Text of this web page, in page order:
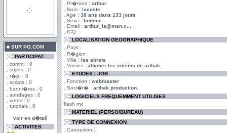
SUR PG.COM
PARTICIPAT.
comm. : 0
sujets : 0
r�p. : 0
scripts : 0
banni�res : 0
sondages : 0
votes : 0
tutorials : 0
voir en d�tail
ACTIVITES
Pr�nom : arthur
Nom : lacoste
Age : 38 ans dans 133 jours
Sexe : homme
Email : arthur_la@msn.c...
ICQ :
LOCALISATION GEOGRAPHIQUE
Pays :
R�gion :
Ville : les abrets
Voisins : afficher les voisins de arthak
ETUDES | JOB
Fonction : webmaster
Soci�t� : arthak production.
LOGICIELS FREQUEMMENT UTILISES
flash mx
MATERIEL (PERSO/BUREAU)
TYPE DE CONNEXION
Connexion :